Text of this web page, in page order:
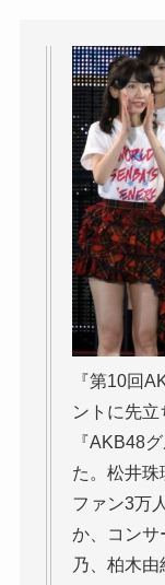
『第10回
ントに先
『AKB48
た。松井珠
ファン3万
か、コンサ
乃、柏木